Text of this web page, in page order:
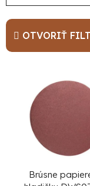
d
e
n
OTVORIŤ
Brúsne